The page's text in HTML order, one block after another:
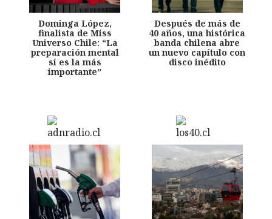
Dominga López,
finalista de Miss
Universo Chile: “La
preparación mental
sí es la más
importante”
Después de más de
40 años, una histórica
banda chilena abre
un nuevo capítulo con
disco inédito